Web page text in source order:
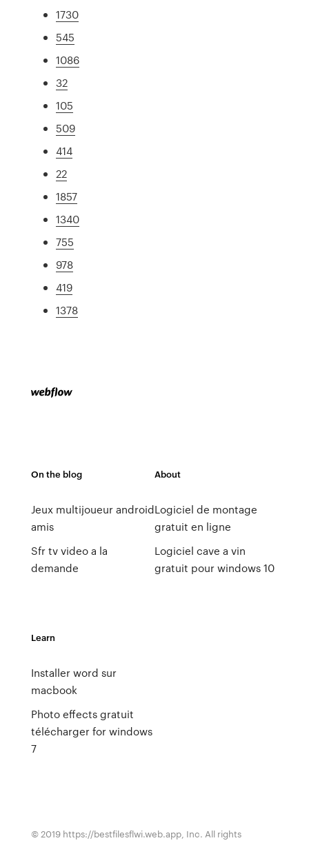
1730
545
1086
32
105
509
414
22
1857
1340
755
978
419
1378
On the blog
Jeux multijoueur android
amis
Sfr tv video a la
demande
About
Logiciel de montage
gratuit en ligne
Logiciel cave a vin
gratuit pour windows 10
Learn
Installer word sur
macbook
Photo effects gratuit
télécharger for windows
7
© 2019 https://bestfilesflwi.web.app, Inc. All rights